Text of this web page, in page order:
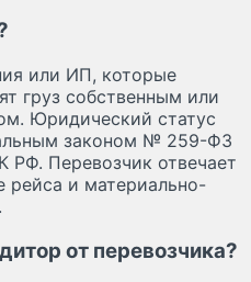
или ИП, которые
груз собственным или
Юридический статус
законом № 259-ФЗ
РФ. Перевозчик отвечает
рейса и материально-
от перевозчика?